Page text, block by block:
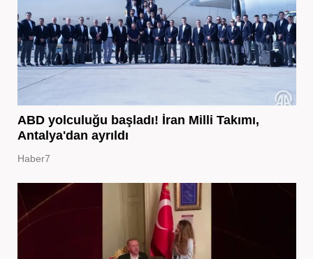
ABD yolculuğu başladı! İran Milli Takımı,
Antalya'dan ayrıldı
Haber7